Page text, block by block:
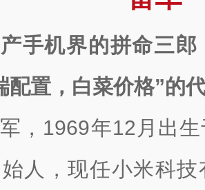
手机界的拼命三
配置，白菜价格”的
，1969年12月出
人，现任小米科